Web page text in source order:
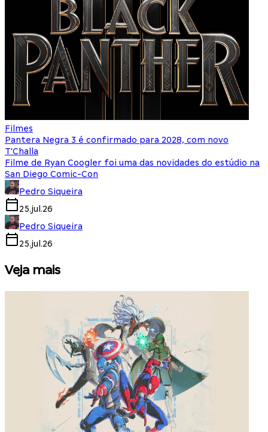
Filmes
Pantera Negra 3 é confirmado para 2028, com novo
T'Challa
Filme de Ryan Coogler foi uma das novidades do estúdio na
San Diego Comic-Con
Pedro Siqueira
25.jul.26
Pedro Siqueira
25.jul.26
Veja mais